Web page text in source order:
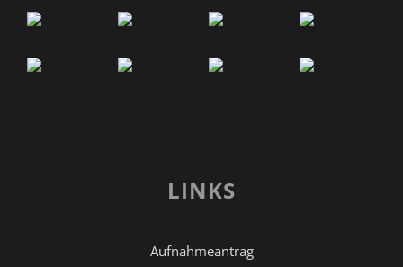
LINKS
Aufnahmeantrag